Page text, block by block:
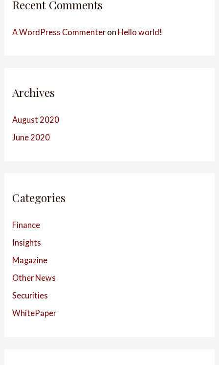
Recent Comments
A WordPress Commenter on Hello world!
Archives
August 2020
June 2020
Categories
Finance
Insights
Magazine
Other News
Securities
WhitePaper